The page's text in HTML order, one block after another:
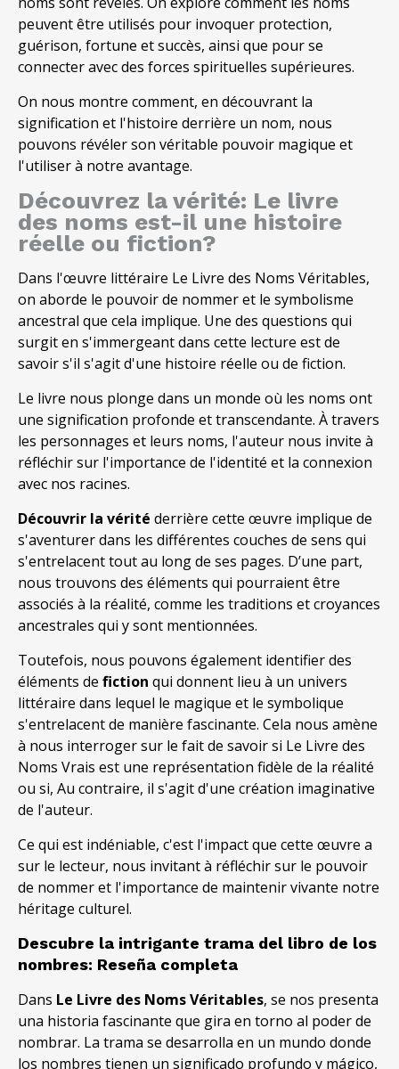
peuvent être utilisés pour invoquer protection,
guérison, fortune et succès, ainsi que pour se
connecter avec des forces spirituelles supérieures.
On nous montre comment, en découvrant la
signification et l'histoire derrière un nom, nous
pouvons révéler son véritable pouvoir magique et
l'utiliser à notre avantage.
Découvrez la vérité: Le livre
des noms est-il une histoire
réelle ou fiction?
Dans l'œuvre littéraire Le Livre des Noms Véritables,
on aborde le pouvoir de nommer et le symbolisme
ancestral que cela implique. Une des questions qui
surgit en s'immergeant dans cette lecture est de
savoir s'il s'agit d'une histoire réelle ou de fiction.
Le livre nous plonge dans un monde où les noms ont
une signification profonde et transcendante. À travers
les personnages et leurs noms, l'auteur nous invite à
réfléchir sur l'importance de l'identité et la connexion
avec nos racines.
Découvrir la vérité derrière cette œuvre implique de
s'aventurer dans les différentes couches de sens qui
s'entrelacent tout au long de ses pages. D’une part,
nous trouvons des éléments qui pourraient être
associés à la réalité, comme les traditions et croyances
ancestrales qui y sont mentionnées.
Toutefois, nous pouvons également identifier des
éléments de fiction qui donnent lieu à un univers
littéraire dans lequel le magique et le symbolique
s'entrelacent de manière fascinante. Cela nous amène
à nous interroger sur le fait de savoir si Le Livre des
Noms Vrais est une représentation fidèle de la réalité
ou si, Au contraire, il s'agit d'une création imaginative
de l'auteur.
Ce qui est indéniable, c'est l'impact que cette œuvre a
sur le lecteur, nous invitant à réfléchir sur le pouvoir
de nommer et l'importance de maintenir vivante notre
héritage culturel.
Descubre la intrigante trama del libro de los
nombres: Reseña completa
Dans Le Livre des Noms Véritables, se nos presenta
una historia fascinante que gira en torno al poder de
nombrar. La trama se desarrolla en un mundo donde
los nombres tienen un significado profundo y mágico,